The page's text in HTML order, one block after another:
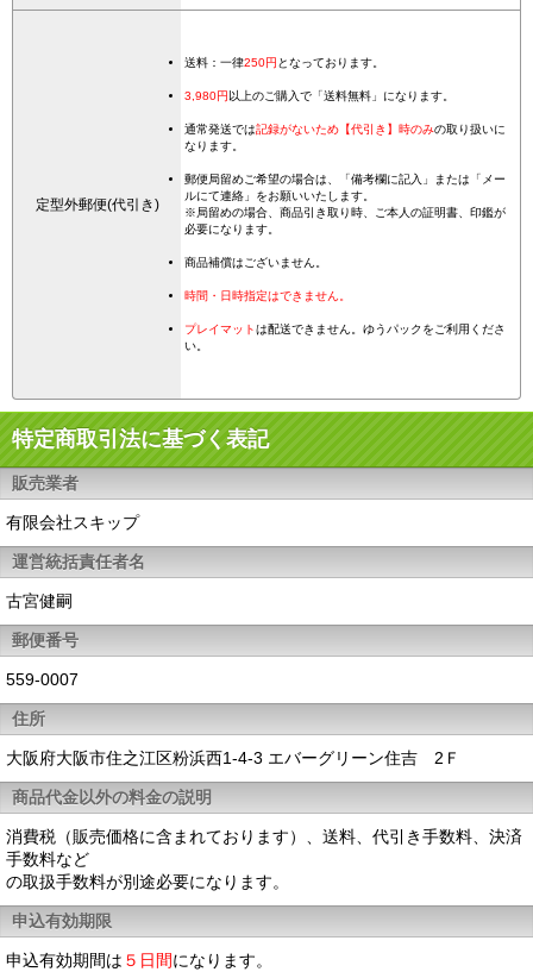
定型外郵便(代引き)
送料：一律250円 となっております。
3,980円 以上のご購入で「送料無料」になります。
通常発送では記録がないため【代引き】時のみの取り扱いに
なります。
郵便局留めご希望の場合は、「備考欄に記入」または「メー
ルにて連絡」をお願いいたします。
※局留めの場合、商品引き取り時、ご本人の証明書、印鑑が
必要になります。
商品補償はございません。
時間・日時指定はできません。
プレイマットは配送できません。ゆうパックをご利用くださ
い。
特定商取引法に基づく表記
販売業者
有限会社スキップ
運営統括責任者名
古宮健嗣
郵便番号
559-0007
住所
大阪府大阪市住之江区粉浜西1-4-3 エバーグリーン住吉 2Ｆ
商品代金以外の料金の説明
消費税（販売価格に含まれております）、送料、代引き手数料、決済
手数料など
の取扱手数料が別途必要になります。
申込有効期限
申込有効期間は ５日間になります。